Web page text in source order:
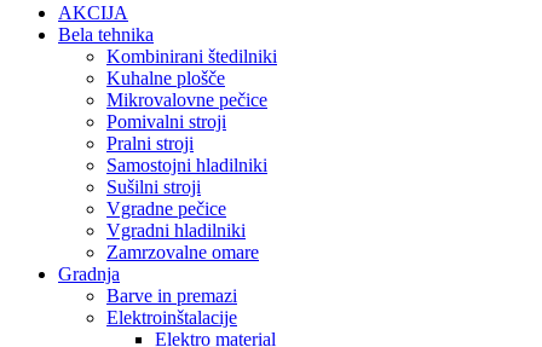
AKCIJA
Bela tehnika
Kombinirani štedilniki
Kuhalne plošče
Mikrovalovne pečice
Pomivalni stroji
Pralni stroji
Samostojni hladilniki
Sušilni stroji
Vgradne pečice
Vgradni hladilniki
Zamrzovalne omare
Gradnja
Barve in premazi
Elektroinštalacije
Elektro material